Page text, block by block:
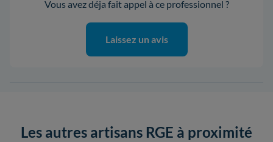
Vous avez déja fait appel à ce professionnel ?
Laissez un avis
Les autres artisans RGE à proximité